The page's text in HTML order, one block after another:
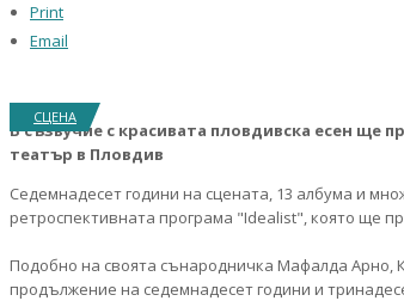
Print
Email
СЦЕНА
В съзвучие с красивата пловдивска есен ще
театър в Пловдив
Седемнадесет години на сцената, 13 албума и
ретроспективната програма "Idealist", която ще
Подобно на своята сънародничка Мафалда Арно,
продължение на седемнадесет години и